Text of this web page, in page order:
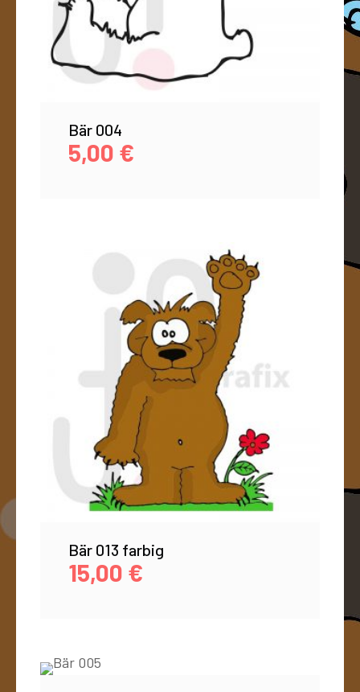
Bär 004
5,00 €
Bär 013 farbig
15,00 €